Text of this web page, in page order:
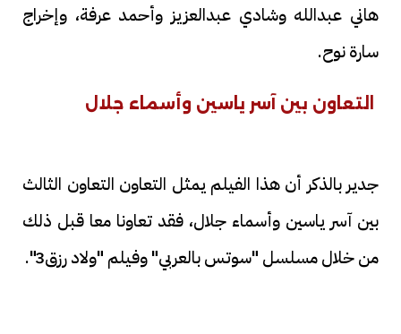
هاني عبدالله وشادي عبدالعزيز وأحمد عرفة، وإخراج
سارة نوح.
التعاون بين آسر ياسين وأسماء جلال
جدير بالذكر أن هذا الفيلم يمثل التعاون التعاون الثالث
بين آسر ياسين وأسماء جلال، فقد تعاونا معا قبل ذلك
من خلال مسلسل "سوتس بالعربي" وفيلم "ولاد رزق3".